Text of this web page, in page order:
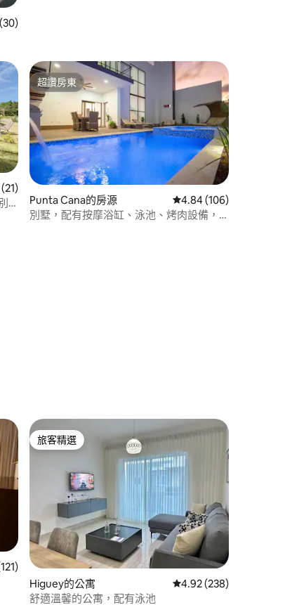
評價中獲得 4.87 的平均評分（滿分 5 分）
則評價中獲得 5 的平均評分（滿分 5 分）
超讚房東
超讚房東
Punta Cana的房源 從 106 則評價中獲得
4.84 (106)
別墅，配有按摩浴缸、泳池、烤肉設備，
評價中獲得 4.95 的平均評分（滿分 5 分）
旅客精選
旅客精選
Higuey的公寓 從 238 則評價中獲得
4.92 (238)
舒適溫馨的公寓，配有泳池